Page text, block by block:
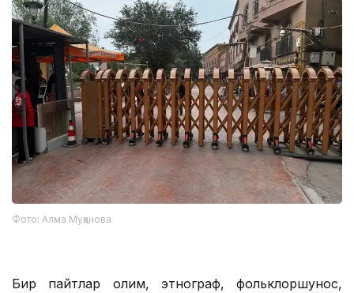
Фото: Алма Муқанова
Бир пайтлар олим, этнограф, фольклоршунос,